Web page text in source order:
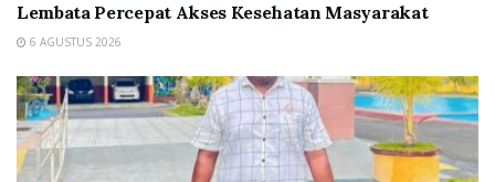
Lembata Percepat Akses Kesehatan Masyarakat
6 AGUSTUS 2026